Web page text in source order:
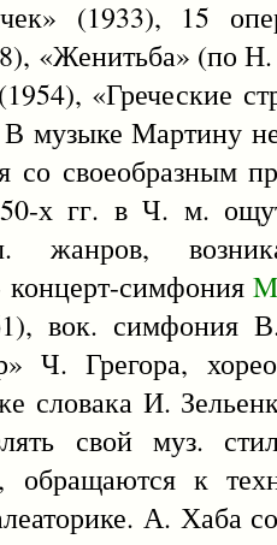
(1933), 15
«Женитьба» (по
«Греческие
музыке Мартину
со своеобразным
х гг. в Ч. м.
жанров,
концерт-симфония M
вок. симфония
Ч. Грегора,
словака И.
свой муз.
обращаются к
А. Хаба